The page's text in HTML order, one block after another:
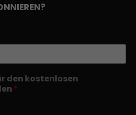
den kostenlosen
*